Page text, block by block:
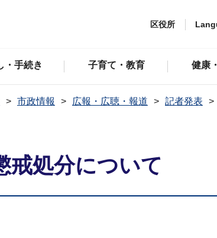
区役所
・手続き 子育て・教育 健康
市政情報 広報・広聴・報道 記者発表
戒処分について